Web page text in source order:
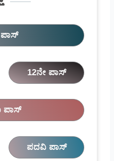
ಪಾಸ್
12ನೇ ಪಾಸ್
ಪಾಸ್
ಪದವಿ ಪಾಸ್